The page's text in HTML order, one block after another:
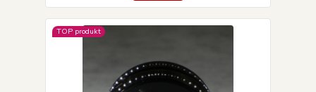
TOP produkt